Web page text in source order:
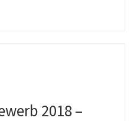
2018 –